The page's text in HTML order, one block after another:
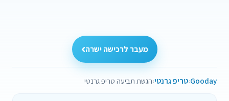
מעבר לרכישה ישרה
Gooday טריפ גרנטי הגשת תביעה טריפ גרנטי